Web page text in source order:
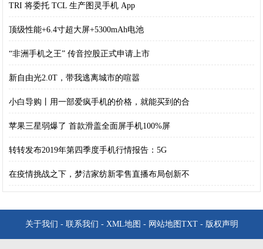
TRI 将委托 TCL 生产图灵手机 App
顶级性能+6.4寸超大屏+5300mAh电池
“非洲手机之王” 传音控股正式申请上市
新自由光2.0T，带我逃离城市的喧嚣
小白导购丨用一部爱疯手机的价格，就能买到的合
苹果三星弱爆了 首款滑盖全面屏手机100%屏
转转发布2019年第四季度手机行情报告：5G
在疫情挑战之下，梦洁家纺新零售直播布局创新不
关于我们 - 联系我们 - XML地图 - 网站地图 TXT- 版权声明